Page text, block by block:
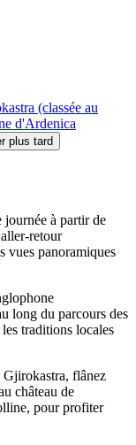
(classée au
d'Ardenica
plus tard
journée à partir de
retour
vues panoramiques
long du parcours des
traditions locales
flânez
château de
pour profiter